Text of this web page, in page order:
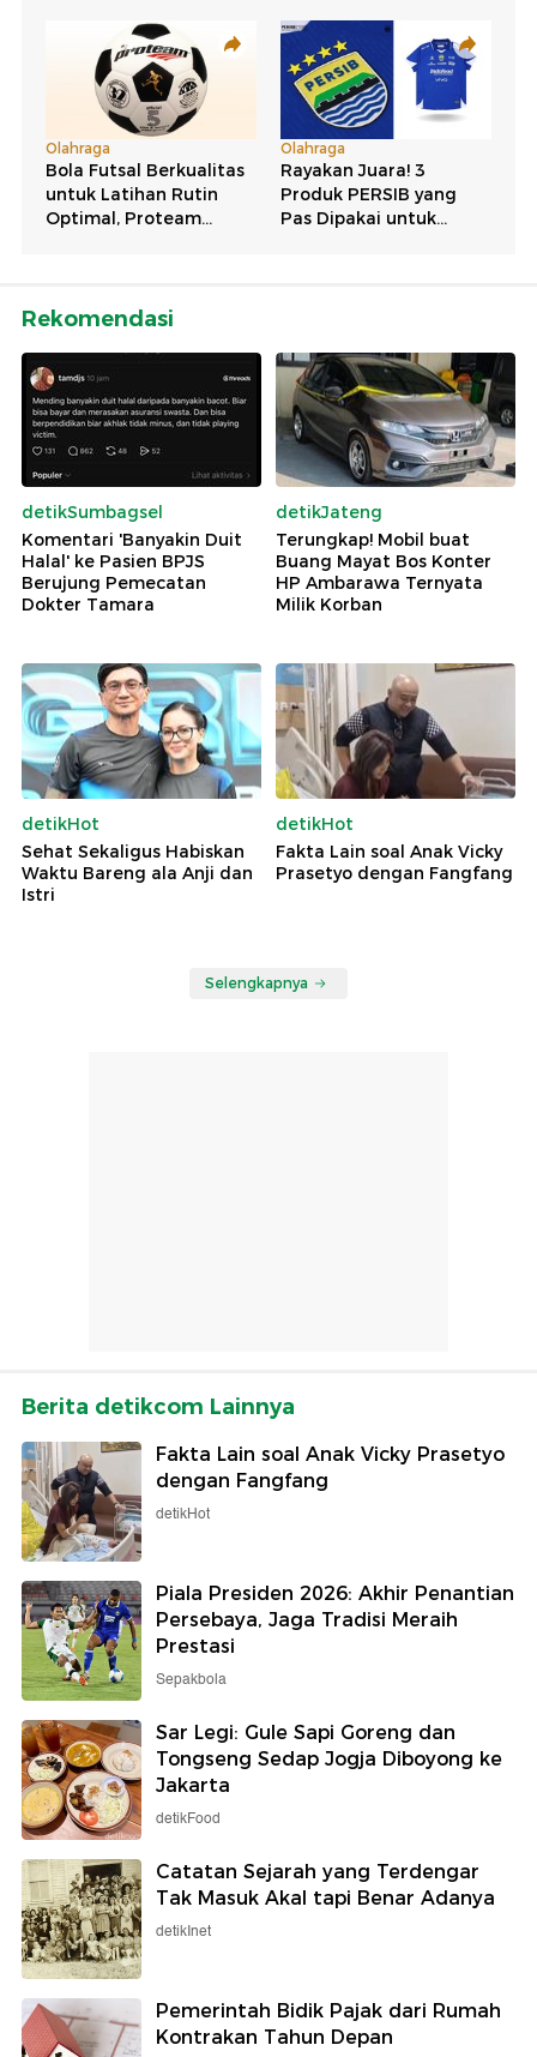
Rekomendasi
detikSumbagsel
Komentari 'Banyakin Duit
Halal' ke Pasien BPJS
Berujung Pemecatan
Dokter Tamara
detikJateng
Terungkap! Mobil buat
Buang Mayat Bos Konter
HP Ambarawa Ternyata
Milik Korban
detikHot
Sehat Sekaligus Habiskan
Waktu Bareng ala Anji dan
Istri
detikHot
Fakta Lain soal Anak Vicky
Prasetyo dengan Fangfang
Selengkapnya
Berita detikcom Lainnya
Fakta Lain soal Anak Vicky Prasetyo
dengan Fangfang
detikHot
Piala Presiden 2026: Akhir Penantian
Persebaya, Jaga Tradisi Meraih
Prestasi
Sepakbola
Sar Legi: Gule Sapi Goreng dan
Tongseng Sedap Jogja Diboyong ke
Jakarta
detikFood
Catatan Sejarah yang Terdengar
Tak Masuk Akal tapi Benar Adanya
detikInet
Pemerintah Bidik Pajak dari Rumah
Kontrakan Tahun Depan